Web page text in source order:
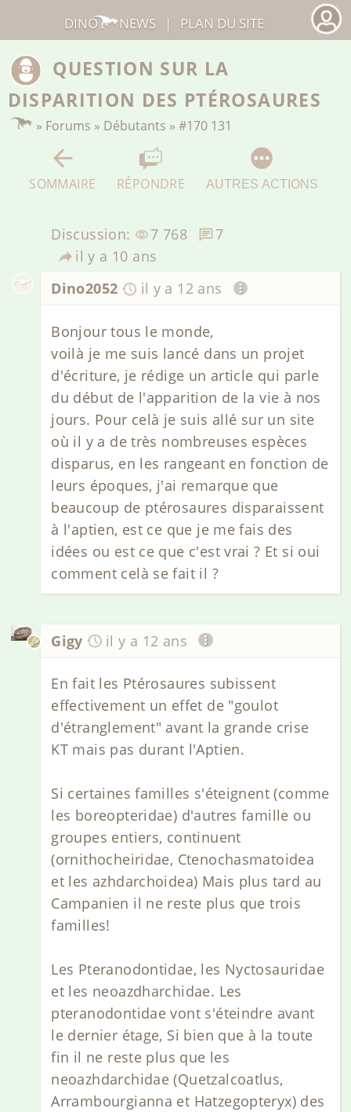
QUESTION SUR LA
DISPARITION DES PTÉROSAURES
» Forums » Débutants »#170 131
SOMMAIRE RÉPONDRE AUTRES ACTIONS
Discussion: 7 768
7
il y a 10 ans
Dino2052
il y a 12 ans
Bonjour tous le monde,
voilà je me suis lancé dans un projet
d'écriture, je rédige un article qui parle
du début de l'apparition de la vie à nos
jours. Pour celà je suis allé sur un site
où il y a de très nombreuses espèces
disparus, en les rangeant en fonction de
leurs époques, j'ai remarque que
beaucoup de ptérosaures disparaissent
à l'aptien, est ce que je me fais des
idées ou est ce que c'est vrai ? Et si oui
comment celà se fait il ?
Gigy il y a 12 ans
En fait les Ptérosaures subissent
effectivement un effet de "goulot
d'étranglement" avant la grande crise
KT mais pas durant l'Aptien.
Si certaines familles s'éteignent (comme
les boreopteridae) d'autres famille ou
groupes entiers, continuent
(ornithocheiridae, Ctenochasmatoidea
et les azhdarchoidea) Mais plus tard au
Campanien il ne reste plus que trois
familles!
Les Pteranodontidae, les Nyctosauridae
et les neoazdharchidae. Les
pteranodontidae vont s'éteindre avant
le dernier étage, Si bien que à la toute
fin il ne reste plus que les
neoazhdarchidae (Quetzalcoatlus,
Arrambourgianna et Hatzegopteryx) des
DINO NEWS | PLAN DU SITE